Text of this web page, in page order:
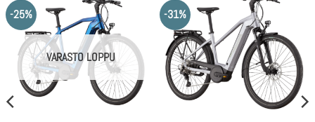
-25%
VARASTO LOPPU
-31%